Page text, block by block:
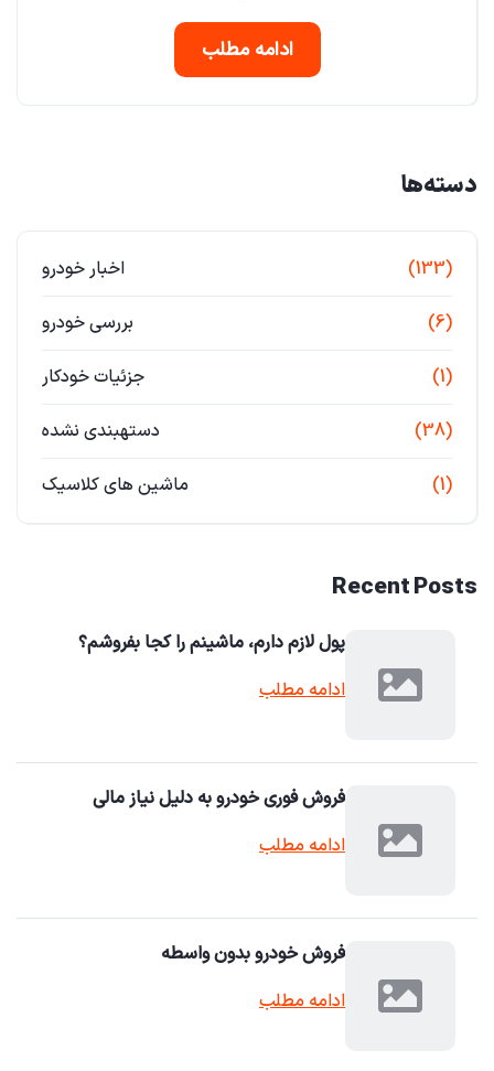
ادامه مطلب
دسته‌ها
اخبار خودرو (133)
بررسی خودرو (6)
جزئیات خودکار (1)
دستهبندی نشده (38)
ماشین های کلاسیک (1)
Recent Posts
پول لازم دارم، ماشینم را کجا بفروشم؟
ادامه مطلب
فروش فوری خودرو به دلیل نیاز مالی
ادامه مطلب
فروش خودرو بدون واسطه
ادامه مطلب